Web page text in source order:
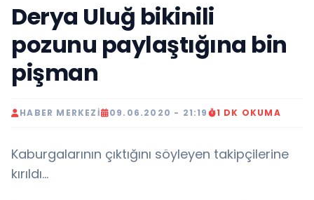
Derya Uluğ bikinili
pozunu paylaştığına bin
pişman
HABER MERKEZI 09.06.2020 - 21:19 1 DK OKUMA
Kaburgalarının çıktığını söyleyen takipçilerine
kırıldı...